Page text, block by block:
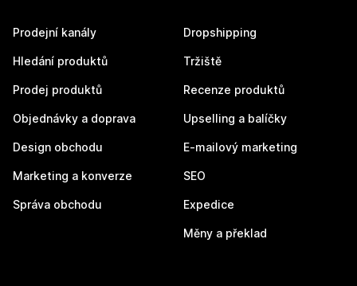
Prodejní kanály
Hledání produktů
Prodej produktů
Objednávky a doprava
Design obchodu
Marketing a konverze
Správa obchodu
Dropshipping
Tržiště
Recenze produktů
Upselling a balíčky
E-mailový marketing
SEO
Expedice
Měny a překlad